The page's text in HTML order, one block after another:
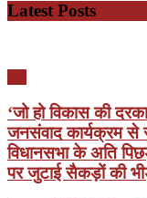
Latest Posts
‘जो हो विकास की
जनसंवाद कार्यक्रम
विधानसभा के अति
पर जुटाई सैकड़ों की